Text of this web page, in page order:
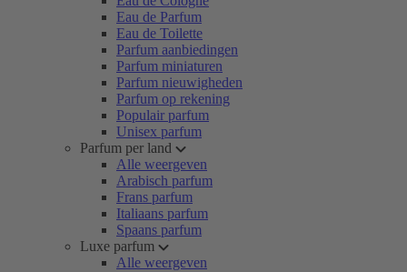
Eau de Parfum
Eau de Toilette
Parfum aanbiedingen
Parfum miniaturen
Parfum nieuwigheden
Parfum op rekening
Populair parfum
Unisex parfum
Parfum per land
Alle weergeven
Arabisch parfum
Frans parfum
Italiaans parfum
Spaans parfum
Luxe parfum
Alle weergeven